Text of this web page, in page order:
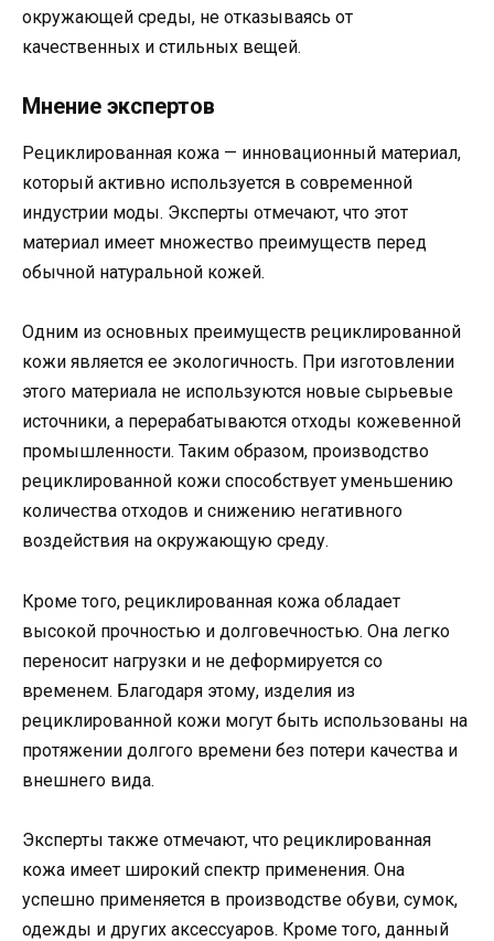
окружающей среды, не отказываясь от
качественных и стильных вещей.
Мнение экспертов
Рециклированная кожа — инновационный материал,
который активно используется в современной
индустрии моды. Эксперты отмечают, что этот
материал имеет множество преимуществ перед
обычной натуральной кожей.
Одним из основных преимуществ рециклированной
кожи является ее экологичность. При изготовлении
этого материала не используются новые сырьевые
источники, а перерабатываются отходы кожевенной
промышленности. Таким образом, производство
рециклированной кожи способствует уменьшению
количества отходов и снижению негативного
воздействия на окружающую среду.
Кроме того, рециклированная кожа обладает
высокой прочностью и долговечностью. Она легко
переносит нагрузки и не деформируется со
временем. Благодаря этому, изделия из
рециклированной кожи могут быть использованы на
протяжении долгого времени без потери качества и
внешнего вида.
Эксперты также отмечают, что рециклированная
кожа имеет широкий спектр применения. Она
успешно применяется в производстве обуви, сумок,
одежды и других аксессуаров. Кроме того, данный